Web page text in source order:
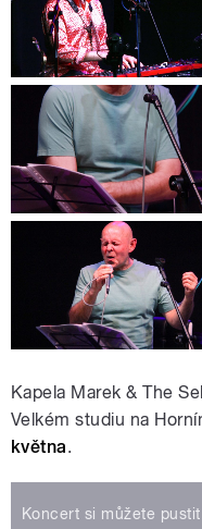
Kapela Marek & The
Velkém studiu na
května.
Koncert si můžete